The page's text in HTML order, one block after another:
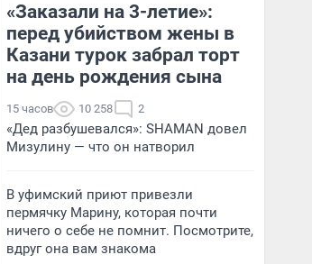
«Заказали на 3-летие»:
перед убийством жены в
Казани турок забрал торт
на день рождения сына
15 часов 10 258 2
«Дед разбушевался»: SHAMAN довел
Мизулину — что он натворил
В уфимский приют привезли
пермячку Марину, которая почти
ничего о себе не помнит. Посмотрите,
вдруг она вам знакома